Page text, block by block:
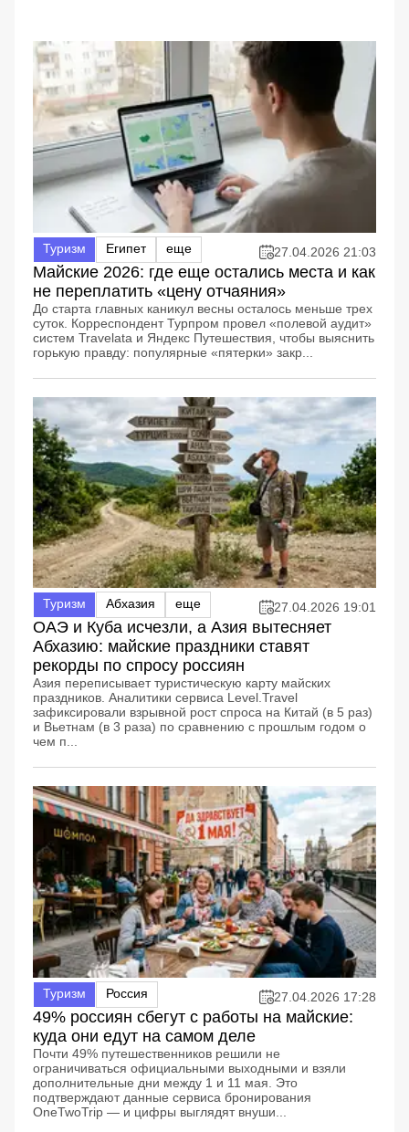
Туризм Египет еще 27.04.2026 21:03
Майские 2026: где еще остались места и как
не переплатить «цену отчаяния»
До старта главных каникул весны осталось меньше трех
суток. Корреспондент Турпром провел «полевой аудит»
систем Travelata и Яндекс Путешествия, чтобы выяснить
горькую правду: популярные «пятерки» закр...
Туризм Абхазия еще 27.04.2026 19:01
ОАЭ и Куба исчезли, а Азия вытесняет
Абхазию: майские праздники ставят
рекорды по спросу россиян
Азия переписывает туристическую карту майских
праздников. Аналитики сервиса Level.Travel
зафиксировали взрывной рост спроса на Китай (в 5 раз)
и Вьетнам (в 3 раза) по сравнению с прошлым годом о
чем п...
Туризм Россия 27.04.2026 17:28
49% россиян сбегут с работы на майские:
куда они едут на самом деле
Почти 49% путешественников решили не
ограничиваться официальными выходными и взяли
дополнительные дни между 1 и 11 мая. Это
подтверждают данные сервиса бронирования
OneTwoTrip — и цифры выглядят внуши...